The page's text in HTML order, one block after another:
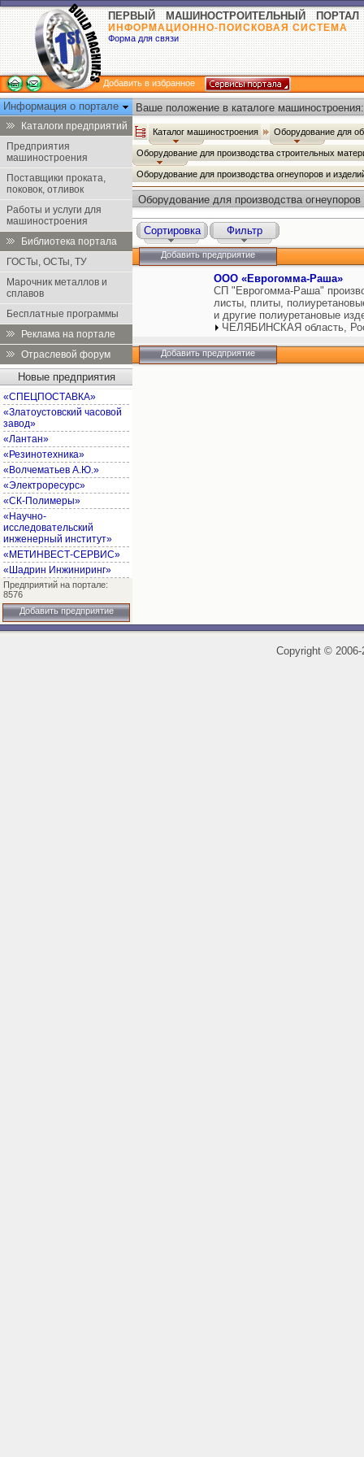
ПЕРВЫЙ МАШИНОСТРОИТЕЛЬНЫЙ ПОРТАЛ
ИНФОРМАЦИОННО-ПОИСКОВАЯ СИСТЕМА
Форма для связи
Добавить в избранное
Информация о портале
Каталоги предприятий
Предприятия
машиностроения
Поставщики проката,
поковок, отливок
Работы и услуги для
машиностроения
Библиотека портала
ГОСТы, ОСТы, ТУ
Марочник металлов и
сплавов
Бесплатные программы
Реклама на портале
Отраслевой форум
Новые предприятия
«СПЕЦПОСТАВКА»
«Златоустовский часовой
завод»
«Лантан»
«Резинотехника»
«Волчематьев А.Ю.»
«Электроресурс»
«СК-Полимеры»
«Научно-
исследовательский
инженерный институт»
«МЕТИНВЕСТ-СЕРВИС»
«Шадрин Инжиниринг»
Предприятий на портале:
8576
Добавить предприятие
Ваше положение в каталоге машиностроения:
Каталог машиностроения Оборудование для
Оборудование для производства строительных
Оборудование для производства огнеупоров и
Оборудование для производства
Сортировка Фильтр
Добавить предприятие
ООО «Еврогомма-Раша»
СП "Еврогомма-Раша"
листы, плиты,
и другие полиуретановые
ЧЕЛЯБИНСКАЯ область,
Добавить предприятие
Copyright ©